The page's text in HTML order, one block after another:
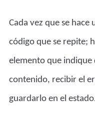
Cada vez que se
código que se repite;
elemento que indique
contenido, recibir el
guardarlo en el